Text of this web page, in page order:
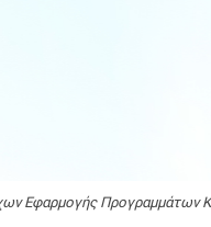
Εφαρμογής Προγραμμάτων